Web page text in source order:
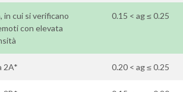
in cui si verificano
con elevata
0.15 < ag ≤ 0.25
2A* 0.20 < ag ≤ 0.25